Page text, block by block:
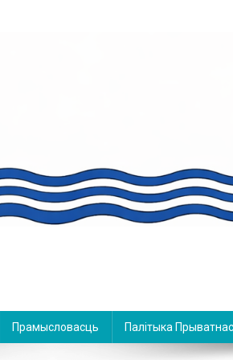
Прамысловасць Палітыка